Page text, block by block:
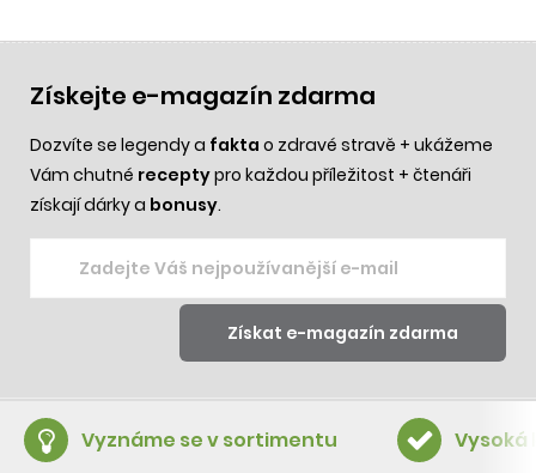
Získejte e-magazín zdarma
Dozvíte se legendy a fakta o zdravé stravě + ukážeme
Vám chutné receptypro každou příležitost + čtenáři
získají dárky a bonusy.
Vyznáme se v sortimentu Vysoká